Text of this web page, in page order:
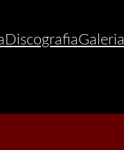
DiscografiaGaleria